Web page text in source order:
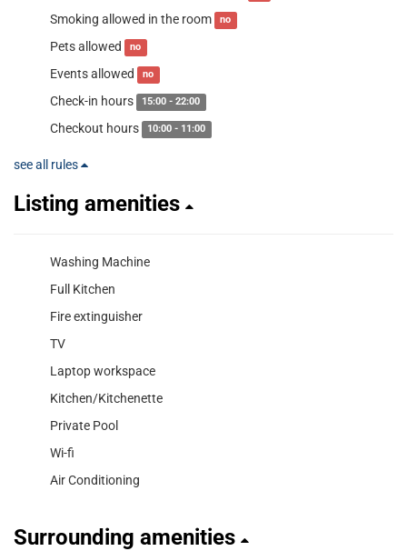
Smoking allowed in the room no
Pets allowed no
Events allowed no
Check-in hours 15:00 - 22:00
Checkout hours 10:00 - 11:00
see all rules
Listing amenities
Washing Machine
Full Kitchen
Fire extinguisher
TV
Laptop workspace
Kitchen/Kitchenette
Private Pool
Wi-fi
Air Conditioning
Surrounding amenities